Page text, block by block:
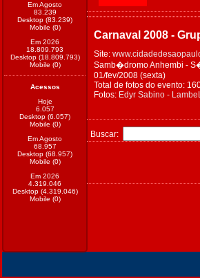
Em Agosto
83.239
Desktop (83.239)
Mobile (0)
Em 2026
18.809.793
Desktop (18.809.793)
Mobile (0)
Acessos
Hoje
6.057
Desktop (6.057)
Mobile (0)
Em Agosto
68.957
Desktop (68.957)
Mobile (0)
Em 2026
4.319.046
Desktop (4.319.046)
Mobile (0)
Carnaval 2008 -
Site:
Samb�dromo Anhembi -
01/fev/2008 (sexta)
Total de fotos do evento:
Fotos: Edyr Sabino -
Buscar: